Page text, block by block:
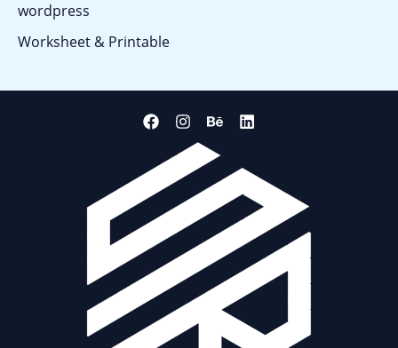
wordpress
Worksheet & Printable